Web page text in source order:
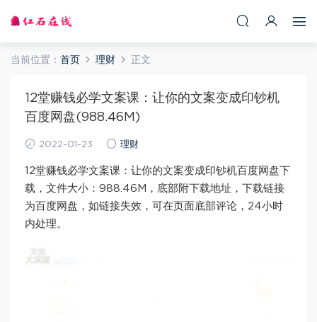
当前位置： 首页 理财 正文
12堂赚钱必学文案课：让你的文案变成印钞机
百度网盘(988.46M)
2022-01-23 理财
12堂赚钱必学文案课：让你的文案变成印钞机百度网盘下
载，文件大小：988.46M，底部附下载地址，下载链接
为百度网盘，如链接失效，可在页面底部评论，24小时
内处理。